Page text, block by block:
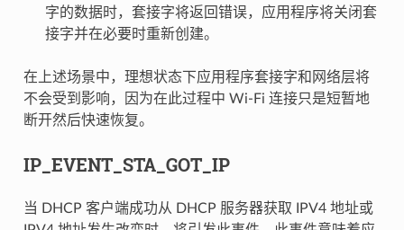
字的数据时，套接字将返回错误，应用程序将关闭套
接字并在必要时重新创建。
在上述场景中，理想状态下应用程序套接字和网络层将
不会受到影响，因为在此过程中 Wi-Fi 连接只是短暂地
断开然后快速恢复。
IP_EVENT_STA_GOT_IP
当 DHCP 客户端成功从 DHCP 服务器获取 IPV4 地址或